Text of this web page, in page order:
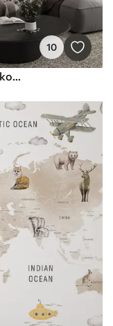
10
Zima v horách, les, Alpy, kresba ceruzkou, prírodné scenérie